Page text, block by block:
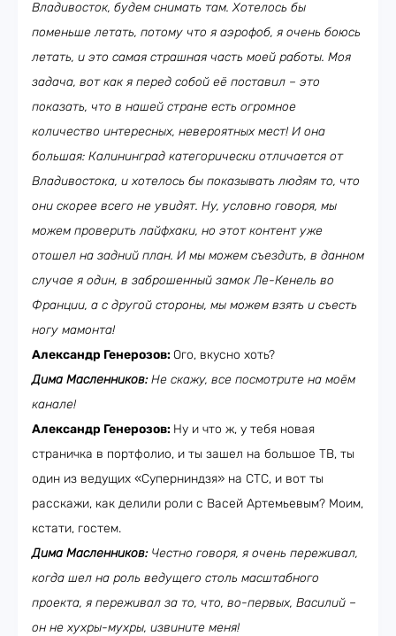
Владивосток, будем снимать там. Хотелось бы
поменьше летать, потому что я аэрофоб, я очень боюсь
летать, и это самая страшная часть моей работы. Моя
задача, вот как я перед собой её поставил – это
показать, что в нашей стране есть огромное
количество интересных, невероятных мест! И она
большая: Калининград категорически отличается от
Владивостока, и хотелось бы показывать людям то, что
они скорее всего не увидят. Ну, условно говоря, мы
можем проверить лайфхаки, но этот контент уже
отошел на задний план. И мы можем съездить, в данном
случае я один, в заброшенный замок Ле-Кенель во
Франции, а с другой стороны, мы можем взять и съесть
ногу мамонта!
Александр Генерозов: Ого, вкусно хоть?
Дима Масленников:Не скажу, все посмотрите на моём
канале!
Александр Генерозов: Ну и что ж, у тебя новая
страничка в портфолио, и ты зашел на большое ТВ, ты
один из ведущих «Суперниндзя» на СТС, и вот ты
расскажи, как делили роли с Васей Артемьевым? Моим,
кстати, гостем.
Дима Масленников: Честно говоря, я очень переживал,
когда шел на роль ведущего столь масштабного
проекта, я переживал за то, что, во-первых, Василий –
он не хухры-мухры, извините меня!